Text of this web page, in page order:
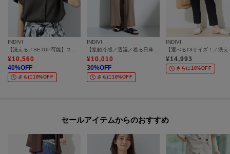
INDIVI
¥10,560
40%OFF
さらに10%OFF
INDIVI
¥10,010
30%OFF
さらに10%OFF
INDIVI
¥14,993
さらに10%OFF
セールアイテムからのおすすめ